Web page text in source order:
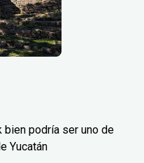
bien podría ser uno de
Yucatán